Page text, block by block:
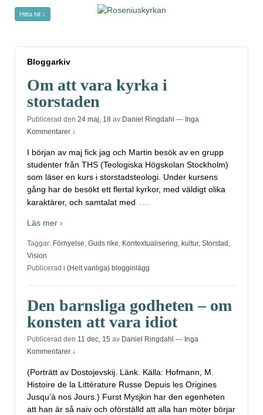
Hitta hit ↓
Bloggarkiv
Om att vara kyrka i
storstaden
Publicerad den 24 maj, 18 av Daniel Ringdahl — Inga
Kommentarer ↓
I början av maj fick jag och Martin besök av en grupp
studenter från THS (Teologiska Högskolan Stockholm)
som läser en kurs i storstadsteologi. Under kursens
gång har de besökt ett flertal kyrkor, med väldigt olika
karaktärer, och samtalat med …
Läs mer ›
Taggar: Förnyelse, Guds rike, Kontextualisering, kultur, Storstad ,
Vision
Publicerad i (Helt vanliga) blogginlägg
Den barnsliga godheten – om
konsten att vara idiot
Publicerad den 11 dec, 15 av Daniel Ringdahl — Inga
Kommentarer ↓
(Porträtt av Dostojevskij. Länk. Källa: Hofmann, M.
Histoire de la Littérature Russe Depuis les Origines
Jusqu’à nos Jours.) Furst Mysjkin har den egenheten
att han är så naiv och oförställd att alla han möter börjar